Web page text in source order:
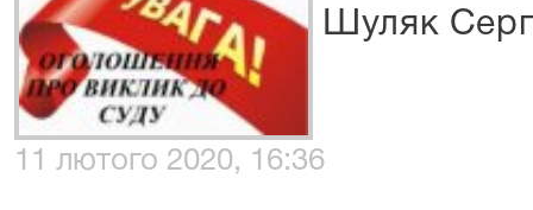
Шуляк
11 лютого 2020, 16:36